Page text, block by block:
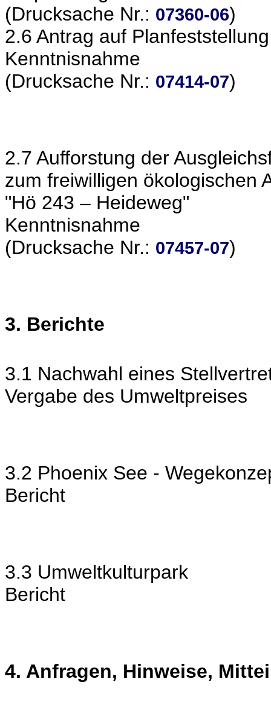
(Drucksache Nr.: 07360-06)
2.6 Antrag auf
Kenntnisnahme
(Drucksache Nr.: 07414-07)
2.7 Aufforstung der
zum freiwilligen ökologischen
"Hö 243 – Heideweg"
Kenntnisnahme
(Drucksache Nr.: 07457-07)
3. Berichte
3.1 Nachwahl eines
Vergabe des Umweltpreises
3.2 Phoenix See -
Bericht
3.3 Umweltkulturpark
Bericht
4. Anfragen, Hinweise,